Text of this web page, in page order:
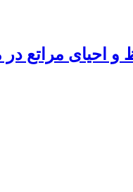
و احیای مراتع